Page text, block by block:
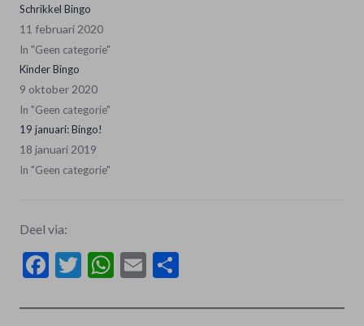
Schrikkel Bingo
11 februari 2020
In "Geen categorie"
Kinder Bingo
9 oktober 2020
In "Geen categorie"
19 januari: Bingo!
18 januari 2019
In "Geen categorie"
Deel via:
Facebook
Twitter
WhatsApp
Email